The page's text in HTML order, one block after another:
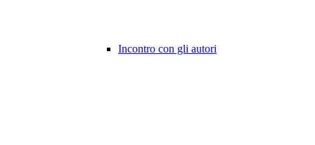
Incontro con gli autori